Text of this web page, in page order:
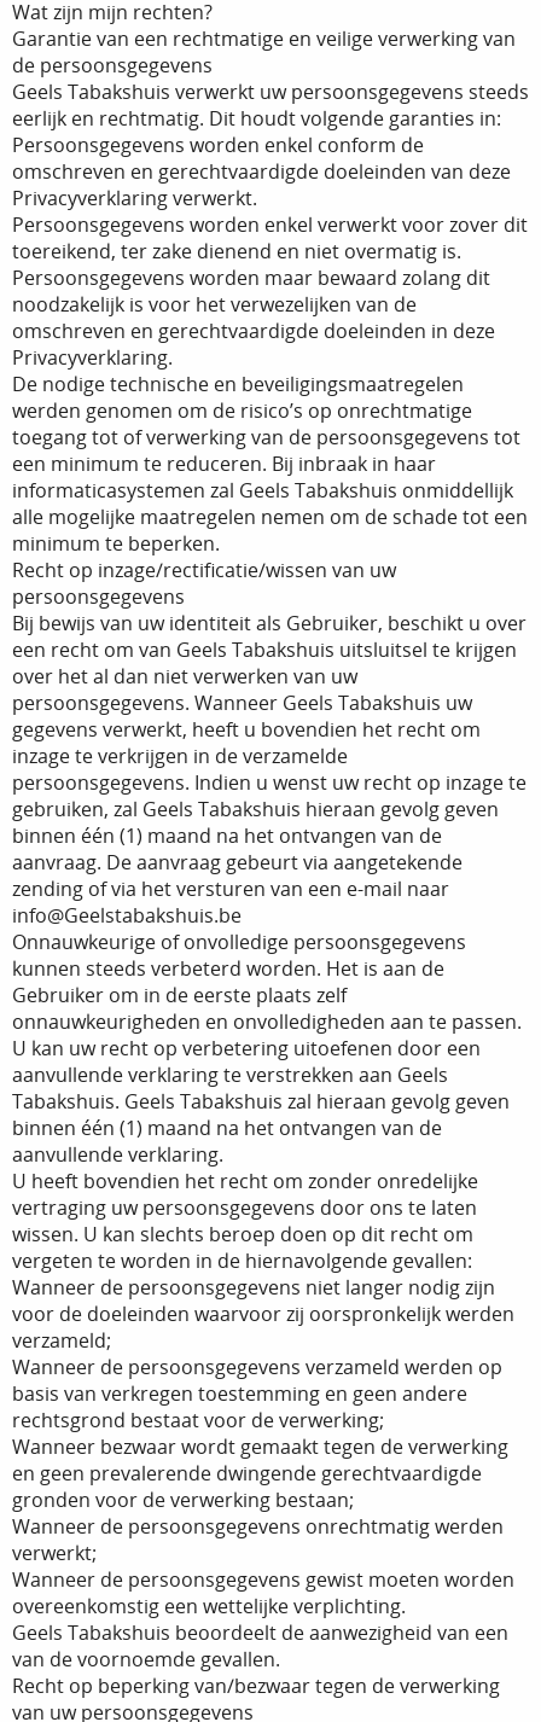
Wat zijn mijn rechten?
Garantie van een rechtmatige en veilige verwerking van
de persoonsgegevens
Geels Tabakshuis verwerkt uw persoonsgegevens steeds
eerlijk en rechtmatig. Dit houdt volgende garanties in:
Persoonsgegevens worden enkel conform de
omschreven en gerechtvaardigde doeleinden van deze
Privacyverklaring verwerkt.
Persoonsgegevens worden enkel verwerkt voor zover dit
toereikend, ter zake dienend en niet overmatig is.
Persoonsgegevens worden maar bewaard zolang dit
noodzakelijk is voor het verwezelijken van de
omschreven en gerechtvaardigde doeleinden in deze
Privacyverklaring.
De nodige technische en beveiligingsmaatregelen
werden genomen om de risico’s op onrechtmatige
toegang tot of verwerking van de persoonsgegevens tot
een minimum te reduceren. Bij inbraak in haar
informaticasystemen zal Geels Tabakshuis onmiddellijk
alle mogelijke maatregelen nemen om de schade tot een
minimum te beperken.
Recht op inzage/rectificatie/wissen van uw
persoonsgegevens
Bij bewijs van uw identiteit als Gebruiker, beschikt u over
een recht om van Geels Tabakshuis uitsluitsel te krijgen
over het al dan niet verwerken van uw
persoonsgegevens. Wanneer Geels Tabakshuis uw
gegevens verwerkt, heeft u bovendien het recht om
inzage te verkrijgen in de verzamelde
persoonsgegevens. Indien u wenst uw recht op inzage te
gebruiken, zal Geels Tabakshuis hieraan gevolg geven
binnen één (1) maand na het ontvangen van de
aanvraag. De aanvraag gebeurt via aangetekende
zending of via het versturen van een e-mail naar
info@Geelstabakshuis.be
Onnauwkeurige of onvolledige persoonsgegevens
kunnen steeds verbeterd worden. Het is aan de
Gebruiker om in de eerste plaats zelf
onnauwkeurigheden en onvolledigheden aan te passen.
U kan uw recht op verbetering uitoefenen door een
aanvullende verklaring te verstrekken aan Geels
Tabakshuis. Geels Tabakshuis zal hieraan gevolg geven
binnen één (1) maand na het ontvangen van de
aanvullende verklaring.
U heeft bovendien het recht om zonder onredelijke
vertraging uw persoonsgegevens door ons te laten
wissen. U kan slechts beroep doen op dit recht om
vergeten te worden in de hiernavolgende gevallen:
Wanneer de persoonsgegevens niet langer nodig zijn
voor de doeleinden waarvoor zij oorspronkelijk werden
verzameld;
Wanneer de persoonsgegevens verzameld werden op
basis van verkregen toestemming en geen andere
rechtsgrond bestaat voor de verwerking;
Wanneer bezwaar wordt gemaakt tegen de verwerking
en geen prevalerende dwingende gerechtvaardigde
gronden voor de verwerking bestaan;
Wanneer de persoonsgegevens onrechtmatig werden
verwerkt;
Wanneer de persoonsgegevens gewist moeten worden
overeenkomstig een wettelijke verplichting.
Geels Tabakshuis beoordeelt de aanwezigheid van een
van de voornoemde gevallen.
Recht op beperking van/bezwaar tegen de verwerking
van uw persoonsgegevens